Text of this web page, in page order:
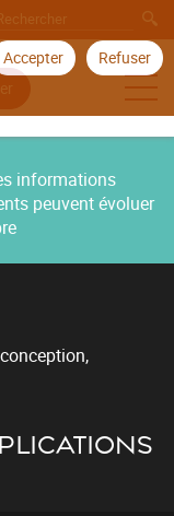
Accepter Refuser
informations
peuvent évoluer